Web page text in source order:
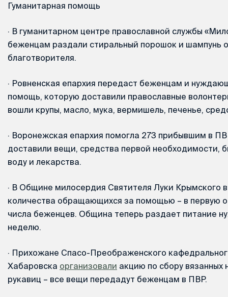
Гуманитарная помощь
· В гуманитарном центре православной службы
беженцам раздали стиральный порошок и шампунь
благотворителя.
· Ровненская епархия передаст беженцам и
помощь, которую доставили православные
вошли крупы, масло, мука, вермишель, печенье,
· Воронежская епархия помогла 273 прибывшим в
доставили вещи, средства первой необходимости,
воду и лекарства.
· В Общине милосердия Святителя Луки Крымского
количества обращающихся за помощью – в первую
числа беженцев. Община теперь раздает питание
неделю.
· Прихожане Спасо-Преображенского
Хабаровска организовали акцию по сбору
рукавиц – все вещи передадут беженцам в ПВР.